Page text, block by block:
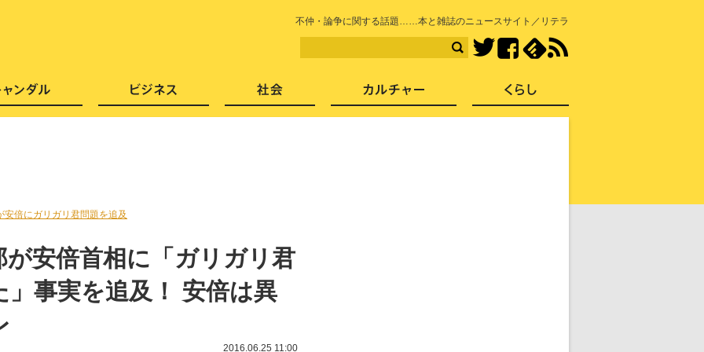
不仲・論争に関する話題……本と雑誌のニュースサイト／リテラ
TwitterFacebook
安倍にガリガリ君問題を追及
安倍首相に「ガリガリ君
事実を追及！ 安倍は異
2016.06.25 11:00
芸能・エンタメ スキャンダル 社会